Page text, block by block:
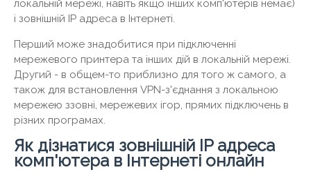
локальній мережі, навіть якщо інших комп'ютерів немає)
і зовнішній IP адреса в Інтернеті.
Перший може знадобитися при підключенні
мережевого принтера та інших дій в локальній мережі.
Другий - в общем-то приблизно для того ж самого, а
також для встановлення VPN-з'єднання з локальною
мережею ззовні, мережевих ігор, прямих підключень в
різних програмах.
Як дізнатися зовнішній IP адреса
комп'ютера в Інтернеті онлайн